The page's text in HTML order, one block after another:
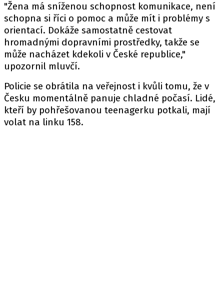
"Žena má sníženou schopnost komunikace, není
schopna si říci o pomoc a může mít i problémy s
orientací. Dokáže samostatně cestovat
hromadnými dopravními prostředky, takže se
může nacházet kdekoli v České republice,"
upozornil mluvčí.
Policie se obrátila na veřejnost i kvůli tomu, že v
Česku momentálně panuje chladné počasí. Lidé,
kteří by pohřešovanou teenagerku potkali, mají
volat na linku 158.